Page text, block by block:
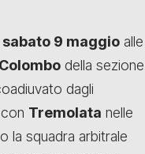
sabato 9 maggio alle
della sezione
dagli
Tremolata nelle
la squadra arbitrale